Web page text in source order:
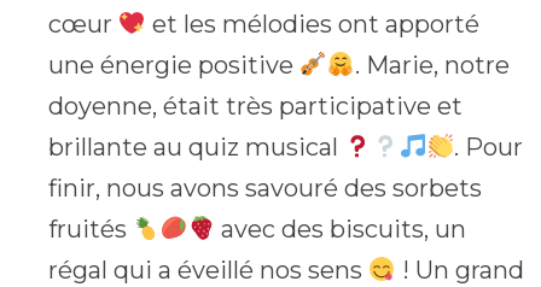
cœur
et les mélodies ont apporté
une énergie positive
. Marie, notre
doyenne, était très participative et
brillante au quiz musical
. Pour
finir, nous avons savouré des sorbets
fruités
avec des biscuits, un
régal qui a éveillé nos sens
! Un grand